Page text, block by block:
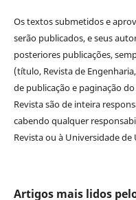
Os textos submetidos e
serão publicados, e seus
posteriores publicações,
(título, Revista de
de publicação e paginação
Revista são de inteira
cabendo qualquer
Revista ou à Universidade de
Artigos mais lidos